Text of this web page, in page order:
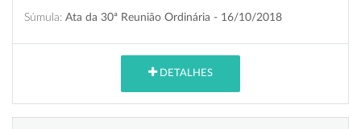
Súmula: Ata da 30ª Reunião Ordinária - 16/10/2018
DETALHES